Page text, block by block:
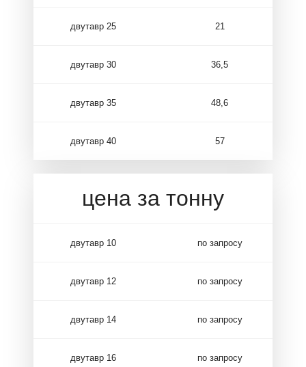
двутавр 25 21
двутавр 30 36,5
двутавр 35 48,6
двутавр 40 57
цена за тонну
двутавр 10 по запросу
двутавр 12 по запросу
двутавр 14 по запросу
двутавр 16 по запросу